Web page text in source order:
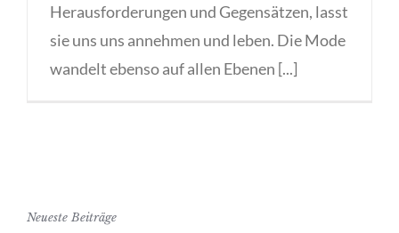
Herausforderungen und Gegensätzen, lasst
sie uns uns annehmen und leben. Die Mode
wandelt ebenso auf allen Ebenen [...]
Neueste Beiträge